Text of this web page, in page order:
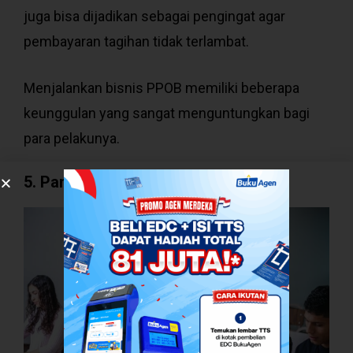
juga bisa dijadikan sebagai pengingat agar
pembayaran tagihan tidak terlambat.
Menjalankan bisnis PPOB memiliki beberapa
keunggulan yang sangat menguntungkan bagi
para pelakunya.
5. Pangsa Pasar Luas